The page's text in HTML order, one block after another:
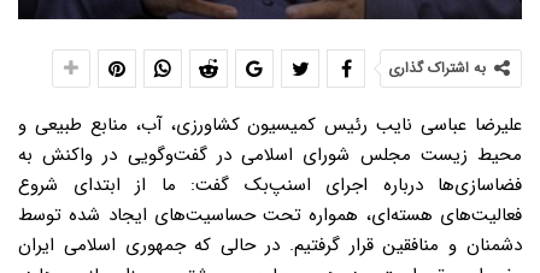
به اشتراک گذاری
علیرضا عباسی نایب رئیس کمیسیون کشاورزی، آب، منابع طبیعی و
محیط زیست مجلس شورای اسلامی در گفت‌وگویی در واکنش به
فضاسازی‌ها درباره اجرای اسنپ‌بک گفت: ما از ابتدای شروع
فعالیت‌های هسته‌ای، همواره تحت حساسیت‌های ایجاد شده توسط
دشمنان و منافقین قرار گرفتیم. در حالی که جمهوری اسلامی ایران